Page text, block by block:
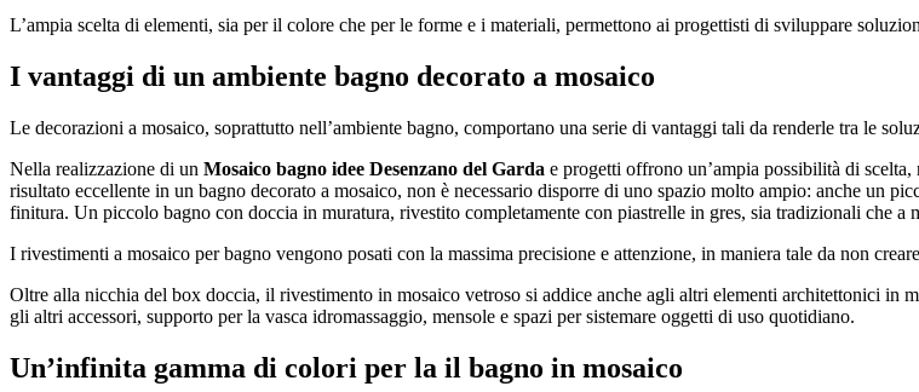
L’ampia scelta di elementi, sia per il colore che per le forme e i materiali, permettono ai progettisti di sviluppare
I vantaggi di un ambiente bagno decorato a mosaico
Le decorazioni a mosaico, soprattutto nell’ambiente bagno, comportano una serie di vantaggi tali da renderle tra le
Nella realizzazione di un Mosaico bagno idee Desenzano del Garda e progetti offrono un’ampia possibilità di
risultato eccellente in un bagno decorato a mosaico, non è necessario disporre di uno spazio molto ampio: anche un
finitura. Un piccolo bagno con doccia in muratura, rivestito completamente con piastrelle in gres, sia tradizionali che a
I rivestimenti a mosaico per bagno vengono posati con la massima precisione e attenzione, in maniera tale da non
Oltre alla nicchia del box doccia, il rivestimento in mosaico vetroso si addice anche agli altri elementi architettonici in
gli altri accessori, supporto per la vasca idromassaggio, mensole e spazi per sistemare oggetti di uso quotidiano.
Un’infinita gamma di colori per la il bagno in mosaico